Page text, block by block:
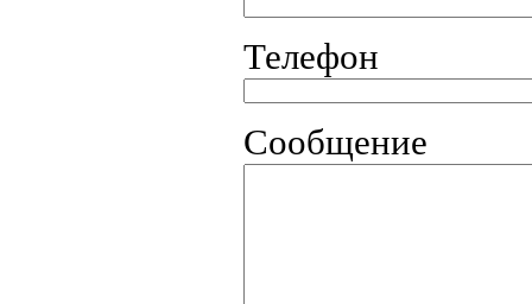
Телефон
Сообщение